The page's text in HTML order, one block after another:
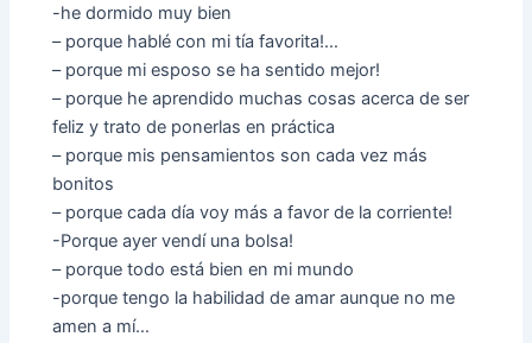
-he dormido muy bien
– porque hablé con mi tía favorita!…
– porque mi esposo se ha sentido mejor!
– porque he aprendido muchas cosas acerca de ser
feliz y trato de ponerlas en práctica
– porque mis pensamientos son cada vez más
bonitos
– porque cada día voy más a favor de la corriente!
-Porque ayer vendí una bolsa!
– porque todo está bien en mi mundo
-porque tengo la habilidad de amar aunque no me
amen a mí…